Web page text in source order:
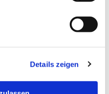
Details zeigen